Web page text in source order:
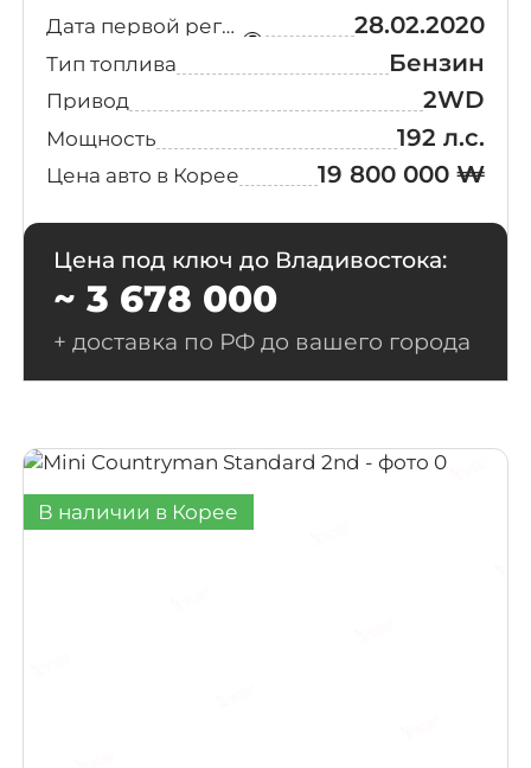
Дата первой регистрации 28.02.2020
Тип топлива Бензин
Привод 2WD
Мощность 192 л.с.
Цена авто в Корее 19 800 000 ₩
Цена под ключ до Владивостока:
~ 3 678 000
+ доставка по РФ до вашего города
В наличии в Корее